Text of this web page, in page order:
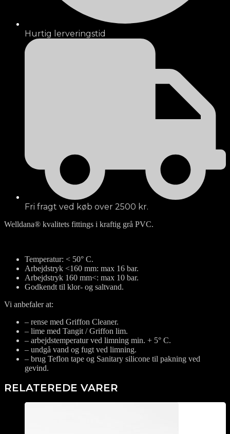
Hurtig lerveringstid
Fri fragt ved køb over 2500 kr.
Welldana® kvalitets fittings i kraftig grå PVC.
Temperatur: < 50° C.
Arbejdstryk <160 mm: max 16 bar.
Arbejdstryk 160 mm<: max 10 bar.
Godkendt til klor- og saltvand.
Vi anbefaler at:
– rense med Griffon Cleaner.
– lime med Tangit / Griffon lim.
– arbejdstemperatur ved limning min. + 5° C.
– undgå vand og fugt ved limning.
– brug Teflon tape og Sanitary silicone til pakning ved
gevind.
RELATEREDE VARER